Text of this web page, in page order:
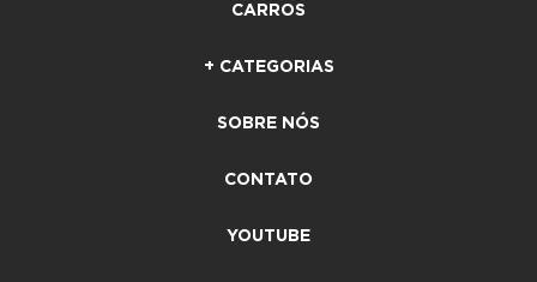
CARROS
+ CATEGORIAS
SOBRE NÓS
CONTATO
YOUTUBE